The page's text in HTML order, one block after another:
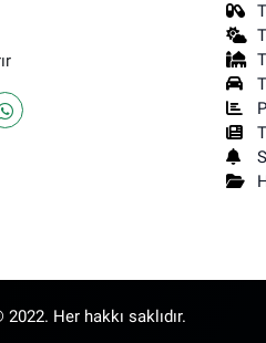
Her hakkı saklıdır.